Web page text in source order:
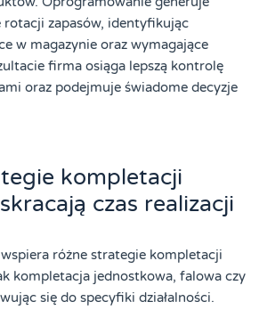
zapasów, identyfikując
w magazynie oraz wymagające
firma osiąga lepszą kontrolę
oraz podejmuje świadome decyzje
kompletacji
czas realizacji
różne strategie kompletacji
kompletacja jednostkowa, falowa czy
się do specyfiki działalności.